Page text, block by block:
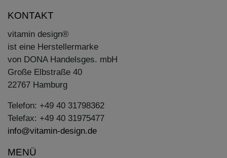
KONTAKT
vitamin design®
ist eine Herstellermarke
von DONA Handelsges. mbH
Große Elbstraße 40
22767 Hamburg
Telefon: +49 40 31798362
Telefax: +49 40 31975477
info@vitamin-design.de
MENÜ